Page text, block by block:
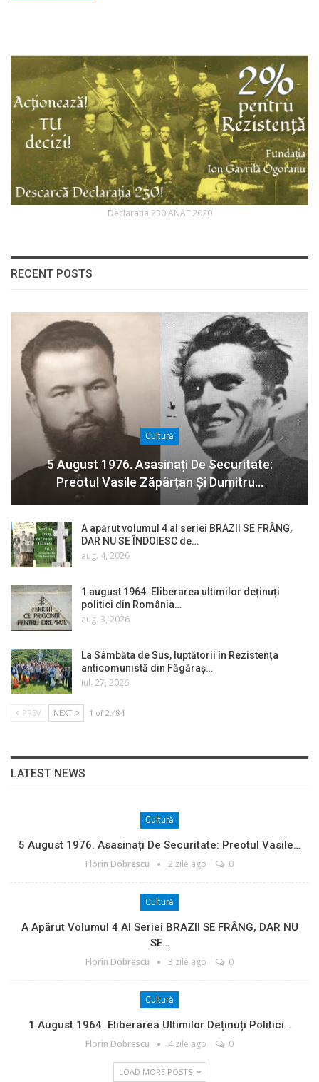
Declaratia 230 ANAF 2020
RECENT POSTS
Cultură
5 August 1976. Asasinați De Securitate:
Preotul Vasile Zăpârțan Și Dumitru…
A apărut volumul 4 al seriei BRAZII SE FRÂNG,
DAR NU SE ÎNDOIESC de…
aug. 4, 2026
1 august 1964. Eliberarea ultimilor deținuți
politici din România…
aug. 3, 2026
La Sâmbăta de Sus, luptătorii în Rezistența
anticomunistă din Făgăraș…
iul. 27, 2026
PREV NEXT 1 of 2.484
LATEST NEWS
Cultură
5 August 1976. Asasinați De Securitate: Preotul Vasile…
Florin Dobrescu 2 zile ago 0
Cultură
A Apărut Volumul 4 Al Seriei BRAZII SE FRÂNG, DAR NU
SE…
Florin Dobrescu 3 zile ago 0
Cultură
1 August 1964. Eliberarea Ultimilor Deținuți Politici…
Florin Dobrescu 4 zile ago 0
LOAD MORE POSTS